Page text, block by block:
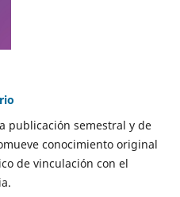
publicación semestral y de
conocimiento original
de vinculación con el